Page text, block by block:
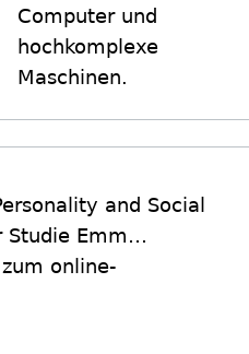
Computer und
hochkomplexe
Maschinen.
and Social
Studie Emm…
online-